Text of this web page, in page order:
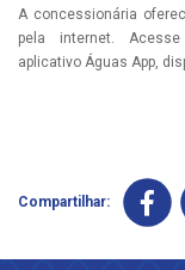
A concessionária
pela internet.
aplicativo Águas App,
Compartilhar: